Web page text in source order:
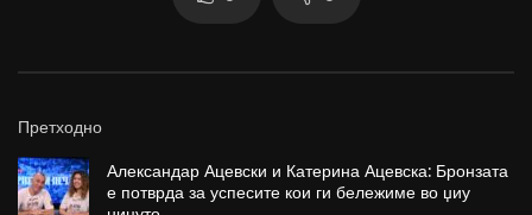
Претходно
Александар Ацевски и Катерина Ацевска: Бронзата
е потврда за успесите кои ги бележиме во џиу